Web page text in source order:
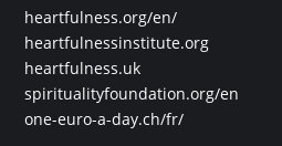
heartfulness.org/en/
heartfulnessinstitute.org
heartfulness.uk
spiritualityfoundation.org/en
one-euro-a-day.ch/fr/